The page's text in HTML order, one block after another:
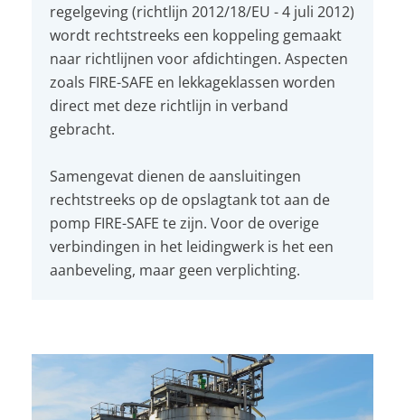
regelgeving (richtlijn 2012/18/EU - 4 juli 2012)
wordt rechtstreeks een koppeling gemaakt
naar richtlijnen voor afdichtingen. Aspecten
zoals FIRE-SAFE en lekkageklassen worden
direct met deze richtlijn in verband
gebracht.
Samengevat dienen de aansluitingen
rechtstreeks op de opslagtank tot aan de
pomp FIRE-SAFE te zijn. Voor de overige
verbindingen in het leidingwerk is het een
aanbeveling, maar geen verplichting.